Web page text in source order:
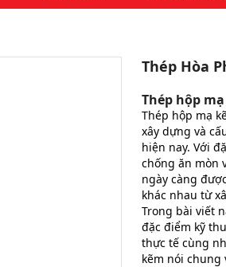
Thép Hòa
Thép hộp
Thép hộp mạ
xây dựng và
hiện nay. Với
chống ăn mòn
ngày càng
khác nhau từ
Trong bài viết
đặc điểm kỹ
thực tế cùng
kẽm nói chung